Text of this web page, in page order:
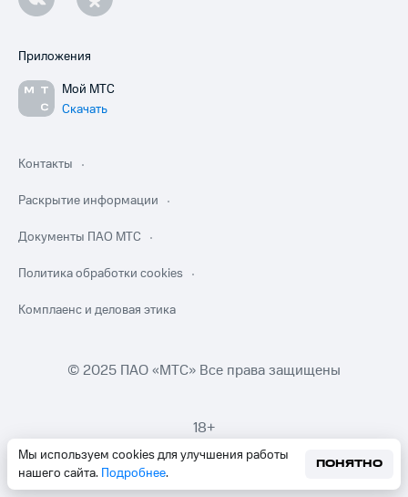
Мы используем cookies для улучшения работы
нашего сайта. Подробнее.
ПОНЯТНО
Приложения
Мой МТС
Скачать
Контакты
Раскрытие информации
Документы ПАО МТС
Политика обработки cookies
Комплаенс и деловая этика
© 2025 ПАО «МТС» Все права защищены
18+